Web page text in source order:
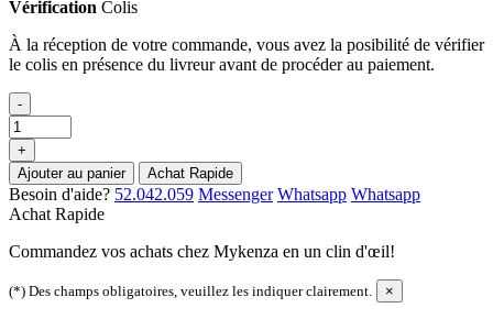
Vérification Colis
À la réception de votre commande, vous avez la posibilité de vérifier
le colis en présence du livreur avant de procéder au paiement.
-
+
Ajouter au panier
Achat Rapide
Besoin d'aide? 52.042.059 Messenger Whatsapp Whatsapp
Achat Rapide
Commandez vos achats chez Mykenza en un clin d'œil!
(*) Des champs obligatoires, veuillez les indiquer clairement. ×